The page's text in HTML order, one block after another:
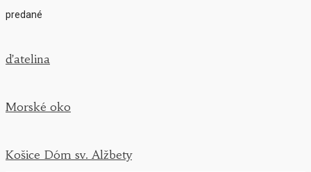
predané
ďatelina
Morské oko
Košice Dóm sv. Alžbety